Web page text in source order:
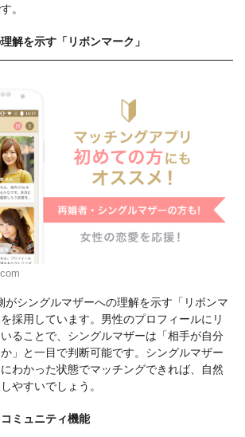
。
解を示す「リボンマーク」
がシングルマザーへの理解を示す「リボンマ
採用しています。男性のプロフィールにリ
ることで、シングルマザーは「相手が自分
」と一目で判断可能です。シングルマザー
わかった状態でマッチングできれば、自然
やすいでしょう。
ミュニティ機能